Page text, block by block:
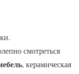
смотреться
, керамическая